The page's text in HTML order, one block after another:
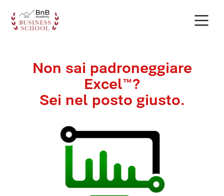
Non sai padroneggiare
Excel™?
Sei nel posto giusto.